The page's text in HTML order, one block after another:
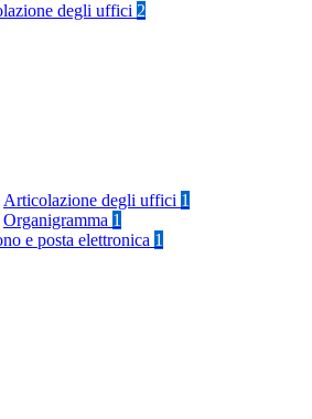
degli uffici 2
Articolazione degli uffici 1
Organigramma 1
e posta elettronica 1